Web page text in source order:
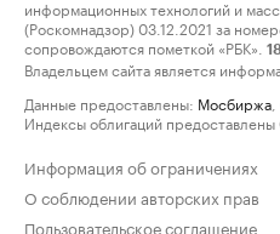
информационных технологий и
(Роскомнадзор) 03.12.2021 за
сопровождаются пометкой «РБК».
Владельцем сайта является
Данные предоставлены: Мосбиржа
Индексы облигаций предоставлены
Информация об ограничениях
О соблюдении авторских прав
Пользовательское соглашение